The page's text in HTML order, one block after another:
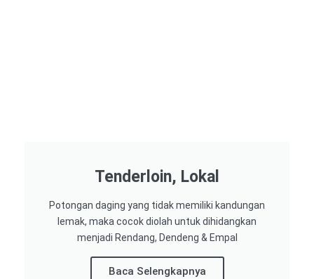
Tenderloin, Lokal
Potongan daging yang tidak memiliki kandungan
lemak, maka cocok diolah untuk dihidangkan
menjadi Rendang, Dendeng & Empal
Baca Selengkapnya